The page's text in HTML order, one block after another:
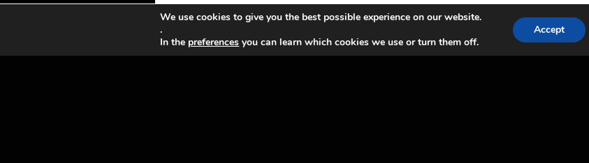
We use cookies to give you the best possible experience on our website.
.
In the preferences you can learn which cookies we use or turn them off.
Accept